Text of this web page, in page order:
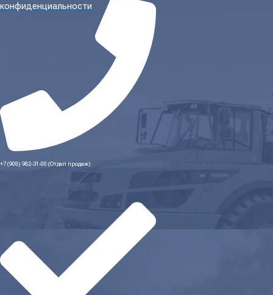
конфиденциальности
+7 (908) 982-31-00 (Отдел продаж)